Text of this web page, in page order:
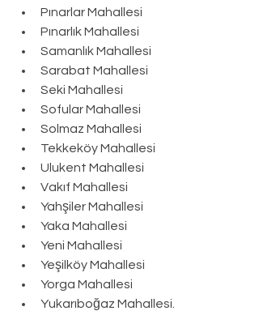
Pınarlar Mahallesi
Pınarlık Mahallesi
Samanlık Mahallesi
Sarabat Mahallesi
Seki Mahallesi
Sofular Mahallesi
Solmaz Mahallesi
Tekkeköy Mahallesi
Ulukent Mahallesi
Vakıf Mahallesi
Yahşiler Mahallesi
Yaka Mahallesi
Yeni Mahallesi
Yeşilköy Mahallesi
Yorga Mahallesi
Yukarıboğaz Mahallesi.